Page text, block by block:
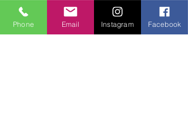
Son Yazılar Hepsini Gör
Phone Email Instagram Facebook